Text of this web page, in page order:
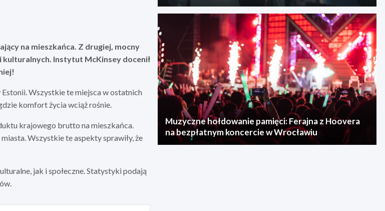
na mieszkańca. Z drugiej, mocny
Instytut McKinsey docenił
Wszystkie te miejsca w ostatnich
komfort życia wciąż rośnie.
krajowego brutto na mieszkańca.
Wszystkie te aspekty sprawiły, że
jak i społeczne. Statystyki podają
Muzyczne hołdowanie pamięci: Ferajna z Hoovera
na bezpłatnym koncercie w Wrocławiu